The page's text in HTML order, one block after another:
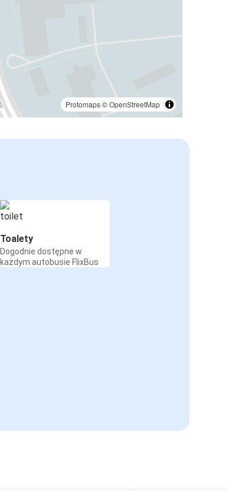
Protomaps©OpenStreetMap
Toalety
Dogodnie dostępne w
każdym autobusie FlixBus